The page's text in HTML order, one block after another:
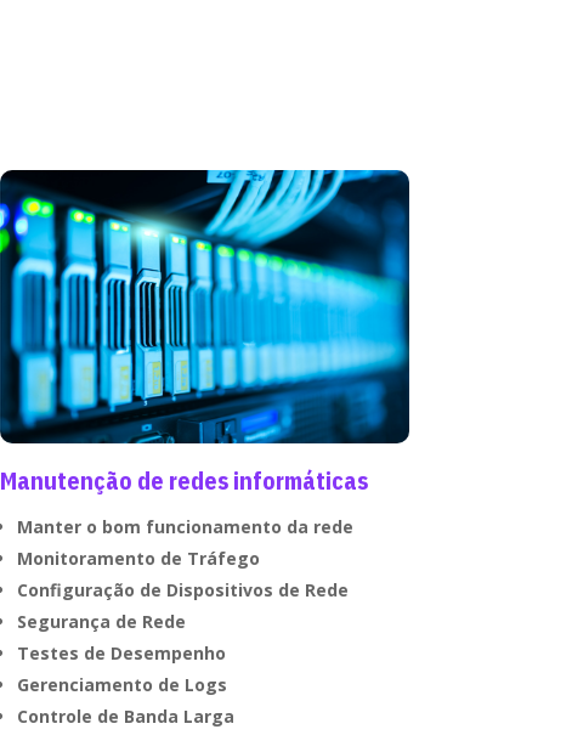
Manutenção de redes informáticas
Manter o bom funcionamento da rede
Monitoramento de Tráfego
Configuração de Dispositivos de Rede
Segurança de Rede
Testes de Desempenho
Gerenciamento de Logs
Controle de Banda Larga